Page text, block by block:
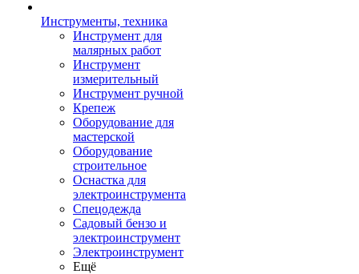
Инструменты, техника
Инструмент для
малярных работ
Инструмент
измерительный
Инструмент ручной
Крепеж
Оборудование для
мастерской
Оборудование
строительное
Оснастка для
электроинструмента
Спецодежда
Садовый бензо и
электроинструмент
Электроинструмент
Ещё